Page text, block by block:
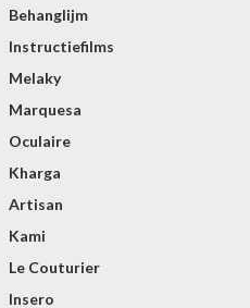
Behanglijm
Instructiefilms
Melaky
Marquesa
Oculaire
Kharga
Artisan
Kami
Le Couturier
Insero